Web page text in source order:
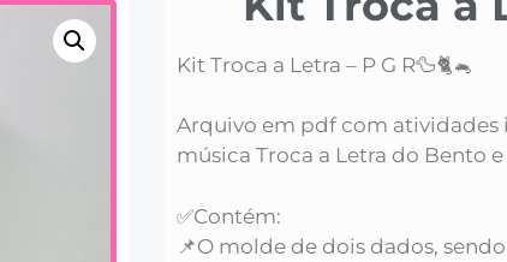
Kit Troca a Letra – P G R🦆🐈🐁
Arquivo em pdf com atividades
música Troca a Letra do Bento e
✅Contém:
📌O molde de dois dados,